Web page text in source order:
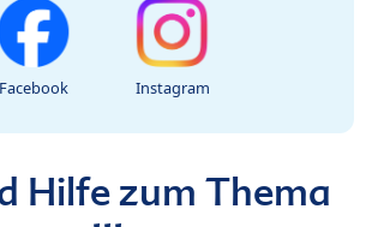
Facebook Instagram
Hilfe zum Thema